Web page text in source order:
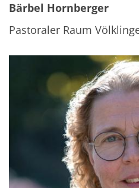
Bärbel Hornberger
Pastoraler Raum